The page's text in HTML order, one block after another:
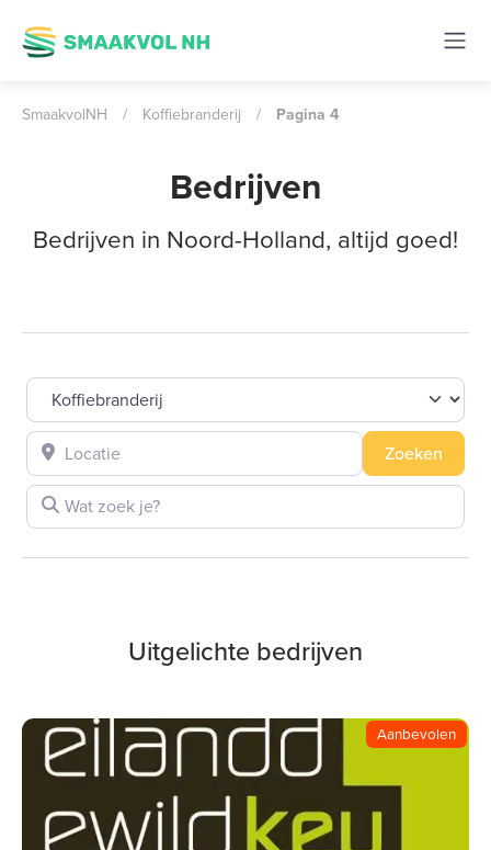
SmaakvolNH / Koffiebranderij / Pagina 4
Bedrijven
Bedrijven in Noord-Holland, altijd goed!
Selecteer een category
Wat zoek je?
Locatie Zoeken
Uitgelichte bedrijven
Aanbevolen